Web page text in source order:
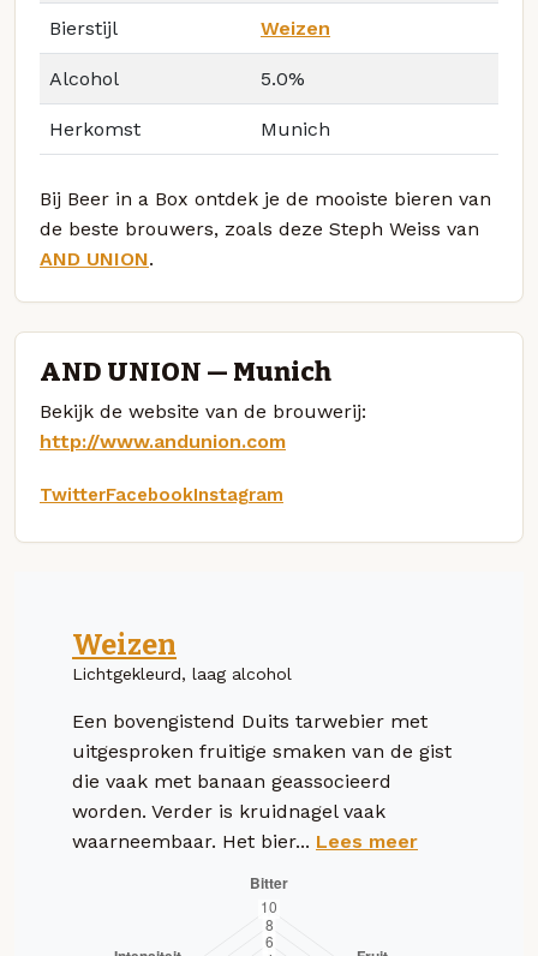
Bierstijl Weizen
Alcohol 5.0%
Herkomst Munich
Bij Beer in a Box ontdek je de mooiste bieren van
de beste brouwers, zoals deze Steph Weiss van
AND UNION.
AND UNION — Munich
Bekijk de website van de brouwerij:
http://www.andunion.com
TwitterFacebookInstagram
Weizen
Lichtgekleurd, laag alcohol
Een bovengistend Duits tarwebier met
uitgesproken fruitige smaken van de gist
die vaak met banaan geassocieerd
worden. Verder is kruidnagel vaak
waarneembaar. Het bier... Lees meer